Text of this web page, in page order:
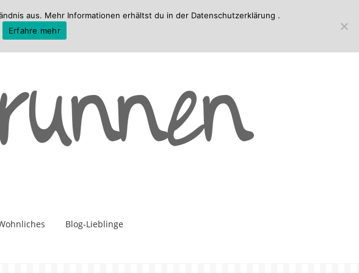
Blog-Lieblinge
aus. Mehr Informationen erhältst du in der Datenschutzerklärung .
Erfahre mehr